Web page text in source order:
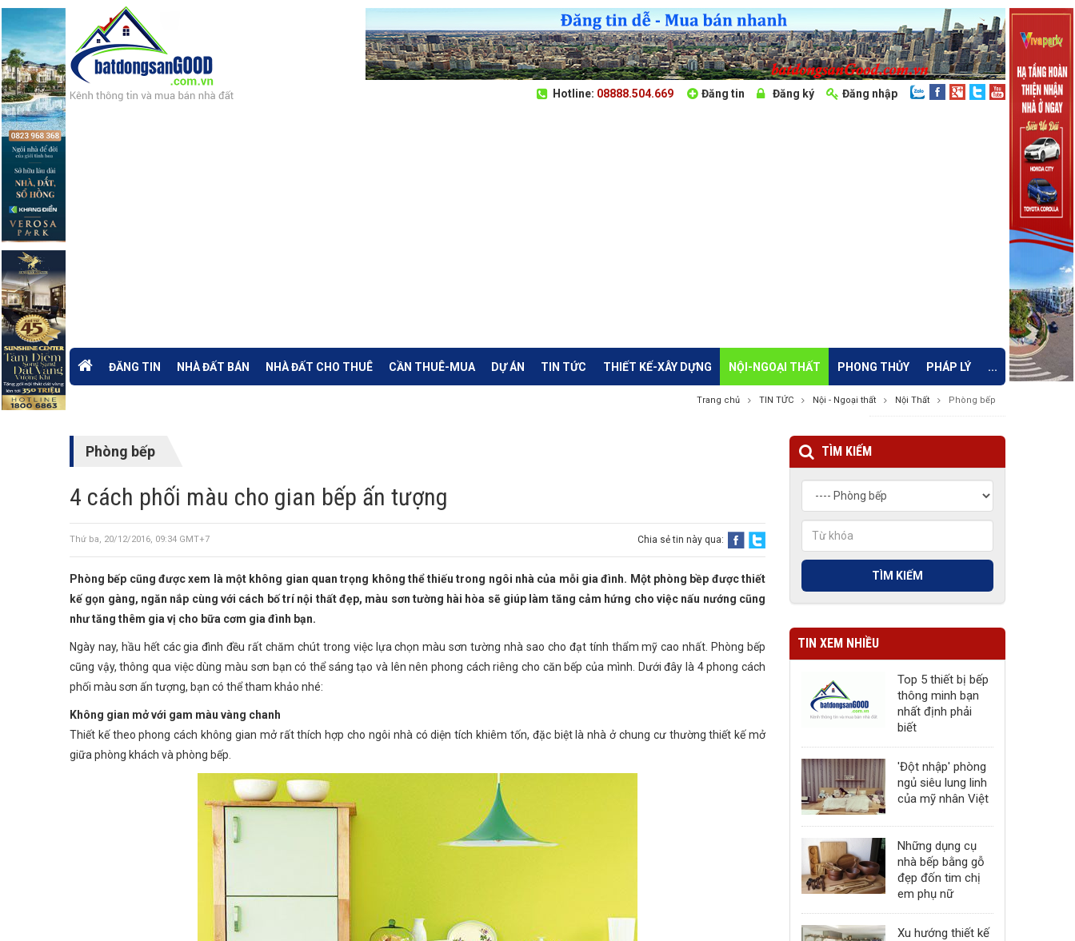
Hotline: 08888.504.669 Đăng tin Đăng ký Đăng nhập
ĐĂNG TIN NHÀ ĐẤT BÁN NHÀ ĐẤT CHO THUÊ CẦN THUÊ-MUA DỰ ÁN TIN TỨC THIẾT KẾ-XÂY DỰNG NỘI-NGOẠI THẤT PHONG THỦY PHÁP LÝ ...
Trang chủ TIN TỨC Nội - Ngoại thất Nội Thất Phòng bếp
Phòng bếp
4 cách phối màu cho gian bếp ấn tượng
Thứ ba, 20/12/2016, 09:34 GMT+7 Chia sẻ tin này qua:
Phòng bếp cũng được xem là một không gian quan trọng không thể thiếu trong ngôi nhà của mỗi gia đình. Một phòng bềp được thiết
kế gọn gàng, ngăn nắp cùng với cách bố trí nội thất đẹp, màu sơn tường hài hòa sẽ giúp làm tăng cảm hứng cho việc nấu nướng cũng
như tăng thêm gia vị cho bữa cơm gia đình bạn.
Ngày nay, hầu hết các gia đình đều rất chăm chút trong việc lựa chọn màu sơn tường nhà sao cho đạt tính thẩm mỹ cao nhất. Phòng bếp
cũng vậy, thông qua việc dùng màu sơn bạn có thể sáng tạo và lên nên phong cách riêng cho căn bếp của mình. Dưới đây là 4 phong cách
phối màu sơn ấn tượng, bạn có thể tham khảo nhé:
Không gian mở với gam màu vàng chanh
Thiết kế theo phong cách không gian mở rất thích hợp cho ngôi nhà có diện tích khiêm tốn, đặc biệt là nhà ở chung cư thường thiết kế mở
giữa phòng khách và phòng bếp.
TÌM KIẾM
TÌM KIẾM
TIN XEM NHIỀU
Top 5 thiết bị bếp
thông minh bạn
nhất định phải
biết
'Đột nhập' phòng
ngủ siêu lung linh
của mỹ nhân Việt
Những dụng cụ
nhà bếp bằng gỗ
đẹp đốn tim chị
em phụ nữ
Xu hướng thiết kế